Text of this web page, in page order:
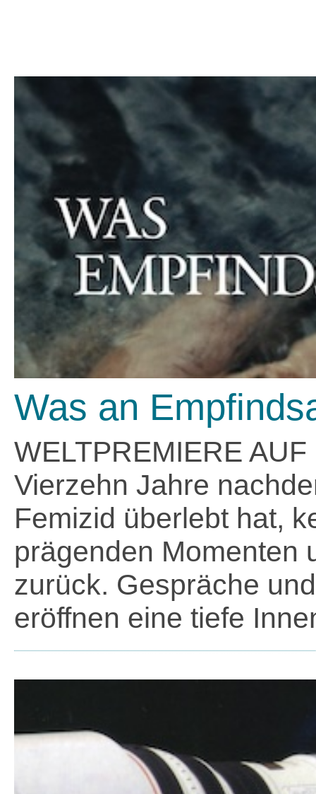
Was an
WELTPREMIERE
Vierzehn Jahre
Femizid überlebt hat,
prägenden Momenten
zurück. Gespräche
eröffnen eine tiefe